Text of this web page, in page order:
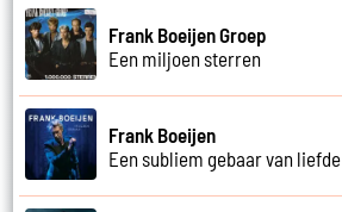
Frank Boeijen Groep
Een miljoen sterren
Frank Boeijen
Een subliem gebaar van liefde